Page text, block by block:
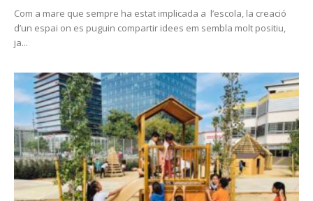
Com a mare que sempre ha estat implicada a l’escola, la creació
d’un espai on es puguin compartir idees em sembla molt positiu,
ja...